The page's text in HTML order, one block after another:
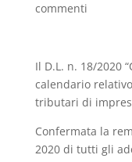
commenti
Il D.L. n. 18/2020
calendario
tributari di
Confermata la
2020 di tutti gli